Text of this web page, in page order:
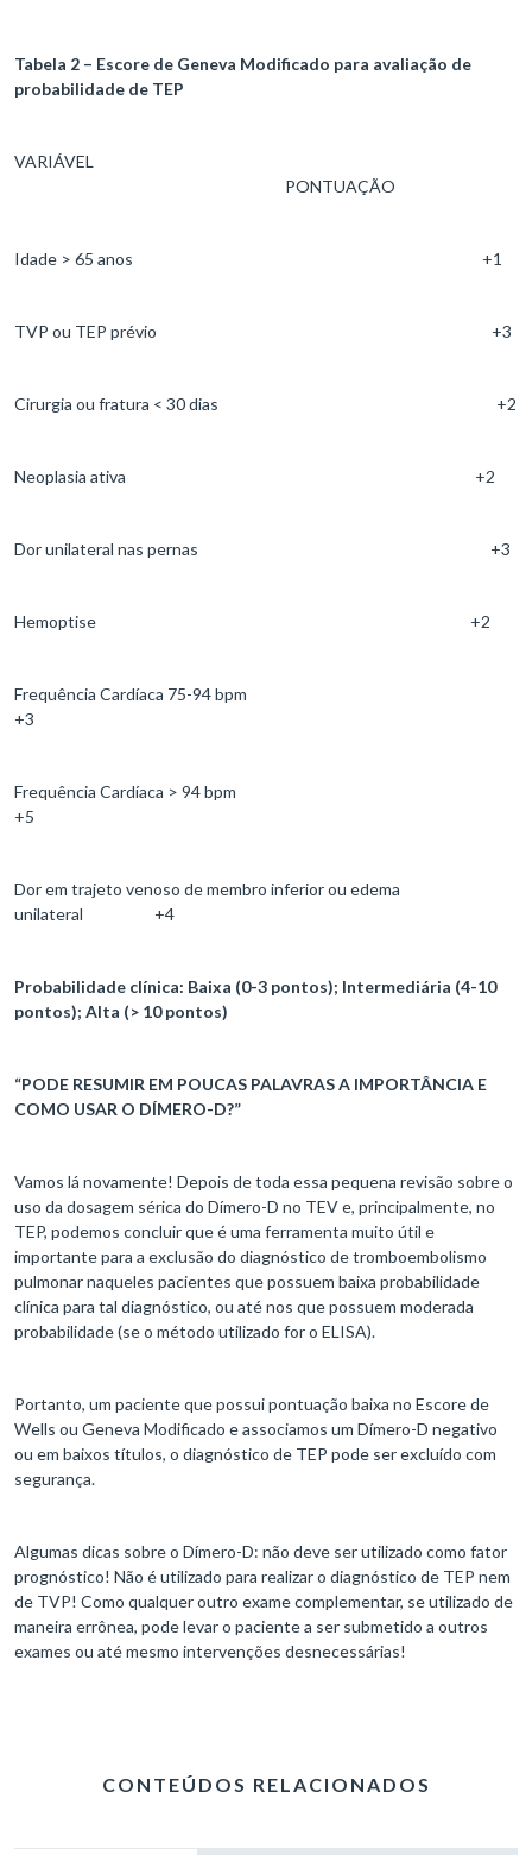
Tabela 2 – Escore de Geneva Modificado para avaliação de
probabilidade de TEP
VARIÁVEL
PONTUAÇÃO
Idade > 65 anos +1
TVP ou TEP prévio +3
Cirurgia ou fratura < 30 dias +2
Neoplasia ativa +2
Dor unilateral nas pernas +3
Hemoptise +2
Frequência Cardíaca 75-94 bpm
+3
Frequência Cardíaca > 94 bpm
+5
Dor em trajeto venoso de membro inferior ou edema
unilateral +4
Probabilidade clínica: Baixa (0-3 pontos); Intermediária (4-10
pontos); Alta (> 10 pontos)
“PODE RESUMIR EM POUCAS PALAVRAS A IMPORTÂNCIA E
COMO USAR O DÍMERO-D?”
Vamos lá novamente! Depois de toda essa pequena revisão sobre o
uso da dosagem sérica do Dímero-D no TEV e, principalmente, no
TEP, podemos concluir que é uma ferramenta muito útil e
importante para a exclusão do diagnóstico de tromboembolismo
pulmonar naqueles pacientes que possuem baixa probabilidade
clínica para tal diagnóstico, ou até nos que possuem moderada
probabilidade (se o método utilizado for o ELISA).
Portanto, um paciente que possui pontuação baixa no Escore de
Wells ou Geneva Modificado e associamos um Dímero-D negativo
ou em baixos títulos, o diagnóstico de TEP pode ser excluído com
segurança.
Algumas dicas sobre o Dímero-D: não deve ser utilizado como fator
prognóstico! Não é utilizado para realizar o diagnóstico de TEP nem
de TVP! Como qualquer outro exame complementar, se utilizado de
maneira errônea, pode levar o paciente a ser submetido a outros
exames ou até mesmo intervenções desnecessárias!
CONTEÚDOS RELACIONADOS